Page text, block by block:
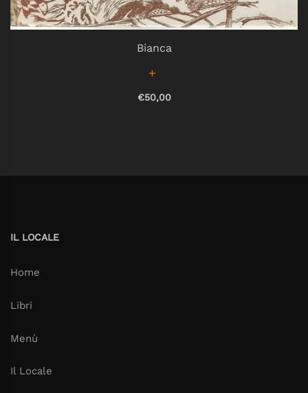
Bianca
€50,00
IL LOCALE
Home
Libri
Menù
Il Locale